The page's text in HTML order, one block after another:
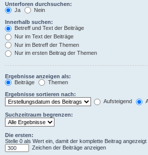
Unterforen durchsuchen:
Ja
Nein
Innerhalb suchen:
Betreff und Text der Beiträge
Nur im Text der Beiträge
Nur im Betreff der Themen
Nur im ersten Beitrag der Themen
Ergebnisse anzeigen als:
Beiträge
Themen
Ergebnisse sortieren nach:
Aufsteigend
Suchzeitraum begrenzen:
Die ersten:
Stelle 0 als Wert ein, damit der komplette Beitrag angezeigt
Zeichen der Beiträge anzeigen